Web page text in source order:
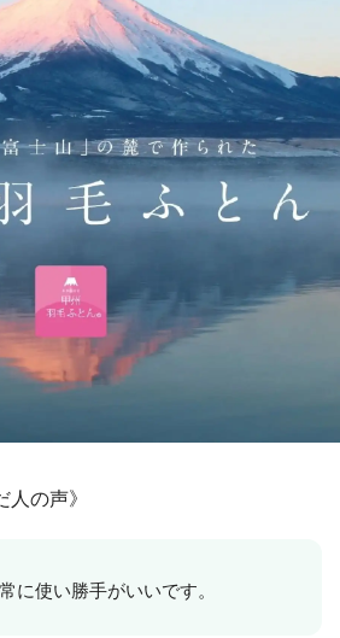
人の声》
に使い勝手がいいです。